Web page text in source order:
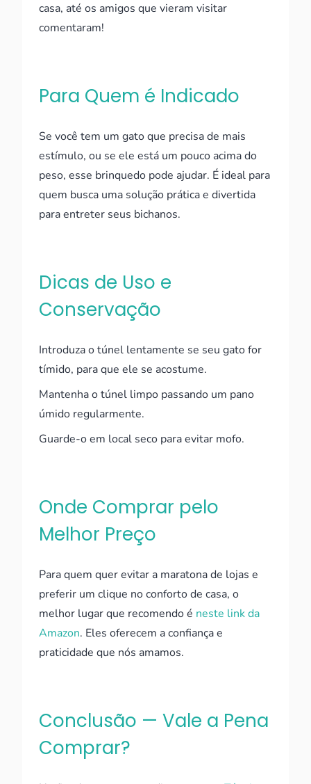
casa, até os amigos que vieram visitar
comentaram!
Para Quem é Indicado
Se você tem um gato que precisa de mais
estímulo, ou se ele está um pouco acima do
peso, esse brinquedo pode ajudar. É ideal para
quem busca uma solução prática e divertida
para entreter seus bichanos.
Dicas de Uso e
Conservação
Introduza o túnel lentamente se seu gato for
tímido, para que ele se acostume.
Mantenha o túnel limpo passando um pano
úmido regularmente.
Guarde-o em local seco para evitar mofo.
Onde Comprar pelo
Melhor Preço
Para quem quer evitar a maratona de lojas e
preferir um clique no conforto de casa, o
melhor lugar que recomendo é neste link da
Amazon. Eles oferecem a confiança e
praticidade que nós amamos.
Conclusão — Vale a Pena
Comprar?